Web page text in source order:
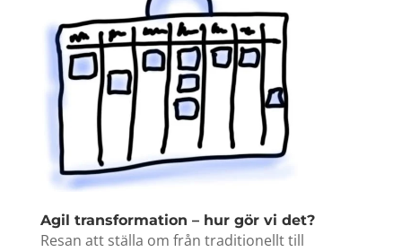
Agil transformation – hur gör vi det?
Resan att ställa om från traditionellt till